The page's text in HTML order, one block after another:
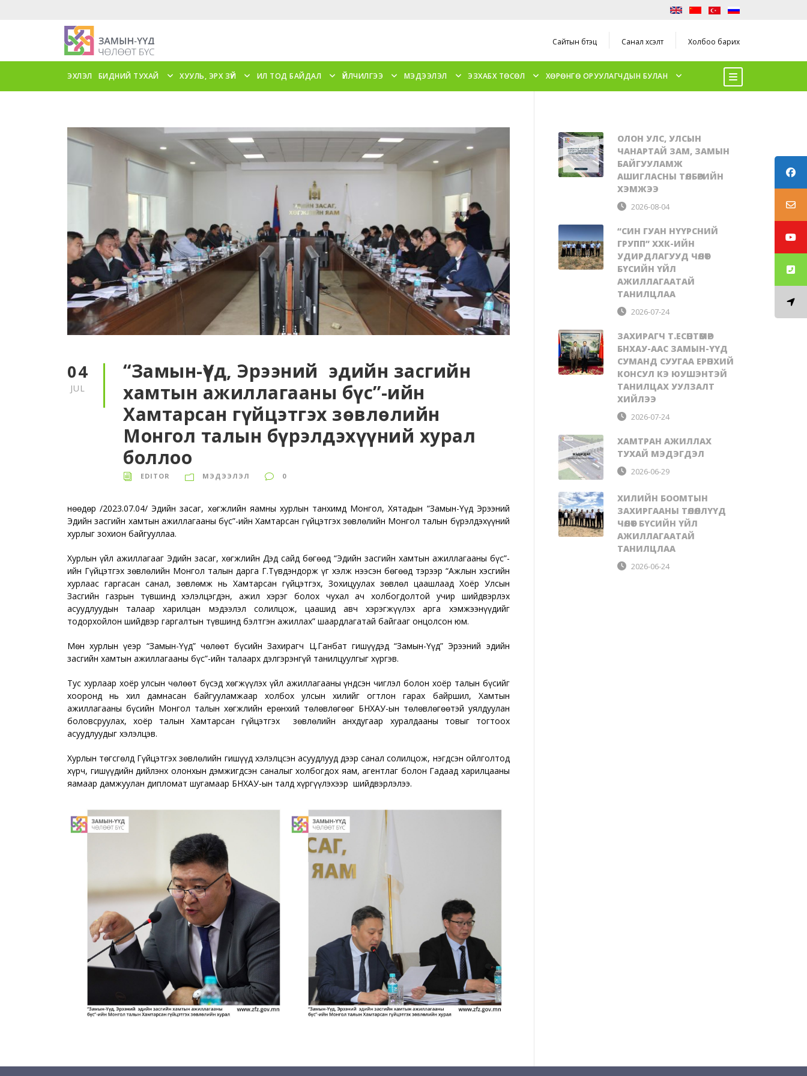
Сайтын бүтэц Санал хүсэлт Холбоо барих
ЭХЛЭЛ БИДНИЙ ТУХАЙ ХУУЛЬ, ЭРХ ЗҮЙ ИЛ ТОД БАЙДАЛ ҮЙЛЧИЛГЭЭ МЭДЭЭЛЭЛ ЭЗХАБХ ТӨСӨЛ ХӨРӨНГӨ ОРУУЛАГЧДЫН БУЛАН
04
JUL
“Замын-Үүд, Эрээний эдийн засгийн
хамтын ажиллагааны бүс”-ийн
Хамтарсан гүйцэтгэх зөвлөлийн
Монгол талын бүрэлдэхүүний хурал
боллоо
EDITOR МЭДЭЭЛЭЛ 0
Өнөөдөр /2023.07.04/ Эдийн засаг, хөгжлийн яамны хурлын танхимд Монгол, Хятадын “Замын-Үүд Эрээний
Эдийн засгийн хамтын ажиллагааны бүс”-ийн Хамтарсан гүйцэтгэх зөвлөлийн Монгол талын бүрэлдэхүүний
хурлыг зохион байгууллаа.
Хурлын үйл ажиллагааг Эдийн засаг, хөгжлийн Дэд сайд бөгөөд “Эдийн засгийн хамтын ажиллагааны бүс”-
ийн Гүйцэтгэх зөвлөлийн Монгол талын дарга Г.Түвдэндорж үг хэлж нээсэн бөгөөд тэрээр “Ажлын хэсгийн
хурлаас гаргасан санал, зөвлөмж нь Хамтарсан гүйцэтгэх, Зохицуулах зөвлөл цаашлаад Хоёр Улсын
Засгийн газрын түвшинд хэлэлцэгдэн, ажил хэрэг болох чухал ач холбогдолтой учир шийдвэрлэх
асуудлуудын талаар харилцан мэдээлэл солилцож, цаашид авч хэрэгжүүлэх арга хэмжээнүүдийг
тодорхойлон шийдвэр гаргалтын түвшинд бэлтгэн ажиллах” шаардлагатай байгааг онцолсон юм.
Мөн хурлын үеэр “Замын-Үүд” чөлөөт бүсийн Захирагч Ц.Ганбат гишүүдэд “Замын-Үүд” Эрээний эдийн
засгийн хамтын ажиллагааны бүс”-ийн талаарх дэлгэрэнгүй танилцуулгыг хүргэв.
Тус хурлаар хоёр улсын чөлөөт бүсэд хөгжүүлэх үйл ажиллагааны үндсэн чиглэл болон хоёр талын бүсийг
хооронд нь хил дамнасан байгууламжаар холбох улсын хилийг огтлон гарах байршил, Хамтын
ажиллагааны бүсийн Монгол талын хөгжлийн ерөнхий төлөвлөгөөг БНХАУ-ын төлөвлөгөөтэй уялдуулан
боловсруулах, хоёр талын Хамтарсан гүйцэтгэх зөвлөлийн анхдугаар хуралдааны товыг тогтоох
асуудлуудыг хэлэлцэв.
Хурлын төгсгөлд Гүйцэтгэх зөвлөлийн гишүүд хэлэлцсэн асуудлууд дээр санал солилцож, нэгдсэн ойлголтод
хүрч, гишүүдийн дийлэнх олонхын дэмжигдсэн саналыг холбогдох яам, агентлаг болон Гадаад харилцааны
яамаар дамжуулан дипломат шугамаар БНХАУ-ын талд хүргүүлэхээр шийдвэрлэлээ.
ОЛОН УЛС, УЛСЫН
ЧАНАРТАЙ ЗАМ, ЗАМЫН
БАЙГУУЛАМЖ
АШИГЛАСНЫ ТӨЛБӨРИЙН
ХЭМЖЭЭ
2026-08-04
“СИН ГУАН НҮҮРСНИЙ
ГРУПП” ХХК-ИЙН
УДИРДЛАГУУД ЧӨЛӨӨТ
БҮСИЙН ҮЙЛ
АЖИЛЛАГААТАЙ
ТАНИЛЦЛАА
2026-07-24
ЗАХИРАГЧ Т.ЕСӨНТӨМӨР
БНХАУ-ААС ЗАМЫН-ҮҮД
СУМАНД СУУГАА ЕРӨНХИЙ
КОНСУЛ КЭ ЮУШЭНТЭЙ
ТАНИЛЦАХ УУЛЗАЛТ
ХИЙЛЭЭ
2026-07-24
ХАМТРАН АЖИЛЛАХ
ТУХАЙ МЭДЭГДЭЛ
2026-06-29
ХИЛИЙН БООМТЫН
ЗАХИРГААНЫ ТӨЛӨӨЛЛҮҮД
ЧӨЛӨӨТ БҮСИЙН ҮЙЛ
АЖИЛЛАГААТАЙ
ТАНИЛЦЛАА
2026-06-24